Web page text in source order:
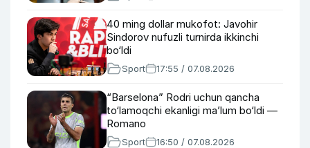
40 ming dollar mukofot: Javohir
Sindorov nufuzli turnirda ikkinchi
bo‘ldi
Sport 17:55 / 07.08.2026
“Barselona” Rodri uchun qancha
to‘lamoqchi ekanligi ma’lum bo‘ldi —
Romano
Sport 16:50 / 07.08.2026